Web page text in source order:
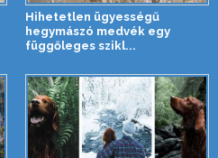
Hihetetlen ügyességű
hegymászó medvék egy
függőleges szikl...